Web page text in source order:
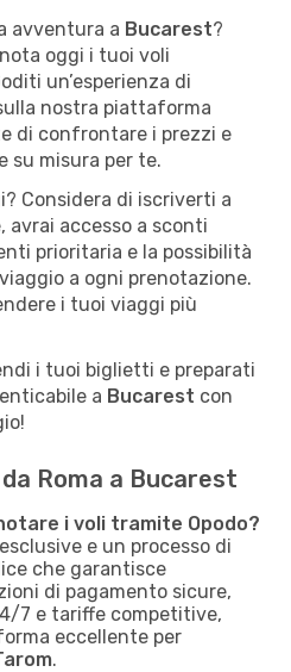
avventura a Bucarest?
oggi i tuoi voli
un’esperienza di
nostra piattaforma
di confrontare i prezzi e
su misura per te.
Considera di iscriverti a
avrai accesso a sconti
prioritaria e la possibilità
a ogni prenotazione.
i tuoi viaggi più
i tuoi biglietti e preparati
a Bucarest con
Roma a Bucarest
i voli tramite Opodo?
e un processo di
che garantisce
di pagamento sicure,
7 e tariffe competitive,
eccellente per
.